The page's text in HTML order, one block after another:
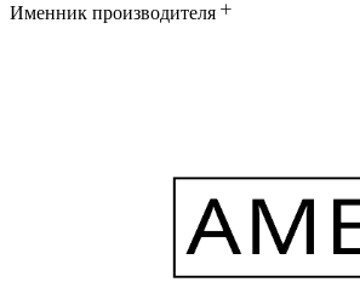
Именник производителя